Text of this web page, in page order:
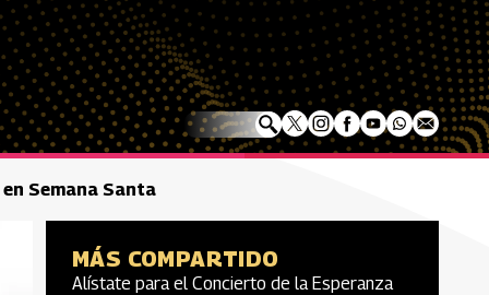
Semana Santa
MÁS COMPARTIDO
Alístate para el Concierto de la Esperanza